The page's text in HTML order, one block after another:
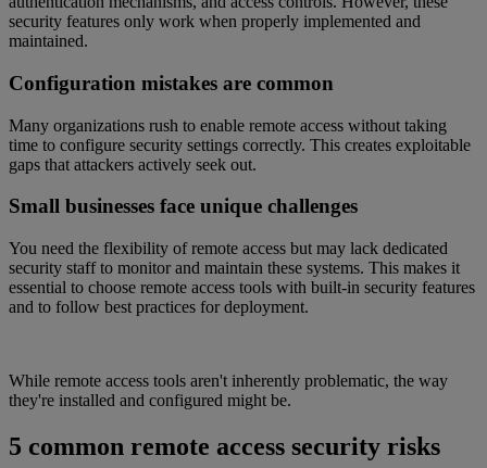
security features only work when properly implemented and
maintained.
Configuration mistakes are common
Many organizations rush to enable remote access without taking
time to configure security settings correctly. This creates exploitable
gaps that attackers actively seek out.
Small businesses face unique challenges
You need the flexibility of remote access but may lack dedicated
security staff to monitor and maintain these systems. This makes it
essential to choose remote access tools with built-in security features
and to follow best practices for deployment.
While remote access tools aren't inherently problematic, the way
they're installed and configured might be.
5 common remote access security risks